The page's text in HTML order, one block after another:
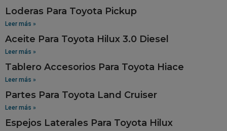
Loderas Para Toyota Pickup
Leer más »
Aceite Para Toyota Hilux 3.0 Diesel
Leer más »
Tablero Accesorios Para Toyota Hiace
Leer más »
Partes Para Toyota Land Cruiser
Leer más »
Espejos Laterales Para Toyota Hilux